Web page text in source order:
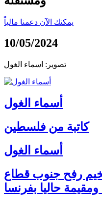
يمكنك الآن دعمنا مالياً
10/05/2024
تصوير: اسماء الغول
أسماء الغول
كاتبة من فلسطين
أسماء الغول
رفح جنوب قطاع